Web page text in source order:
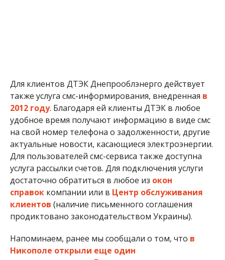
удобное время получают информацию в виде смс
на свой номер телефона о задолженности, другие
актуальные новости, касающиеся электроэнергии.
Для пользователей смс-сервиса также доступна
услуга рассылки счетов. Для подключения услуги
достаточно обратиться в любое изокон
справоккомпании или вЦентр обслуживания
клиентов(наличие письменного соглашения
продиктовано законодательством Украины).
Напоминаем, ранее мы сообщали о том, чтов
Никополе открыли еще один
который поможет избежать веерных отключений
света в зимний период.